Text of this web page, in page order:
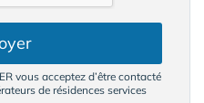
vous acceptez d’être contacté
de résidences services